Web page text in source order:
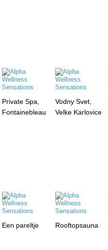
Private Spa,
Fontainebleau
Vodny Svet,
Velke Karlovice
Een pareltje Rooftopsauna